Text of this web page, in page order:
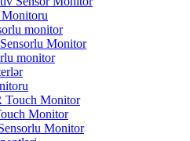
monitor
Monitor
monitor
Touch Monitor
Monitor
Monitor